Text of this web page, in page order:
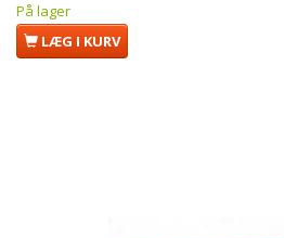
På lager
LÆG I KURV